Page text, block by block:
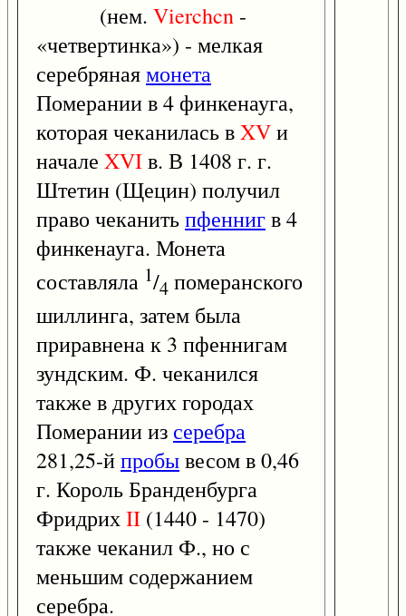
(нем. Vierchcn -
«четвертинка») - мелкая
серебрянаямонета
Померании в 4 финкенауга,
которая чеканилась вXVи
начале XVIв. В 1408 г. г.
Штетин (Щецин) получил
право чеканитьпфеннигв 4
финкенауга. Монета
составляла 1/4 померанского
шиллинга, затем была
приравнена к 3 пфеннигам
зундским. Ф. чеканился
также в других городах
Померании из серебра
281,25-йпробывесом в 0,46
г. Король Бранденбурга
ФридрихII (1440 - 1470)
также чеканил Ф., но с
меньшим содержанием
серебра.